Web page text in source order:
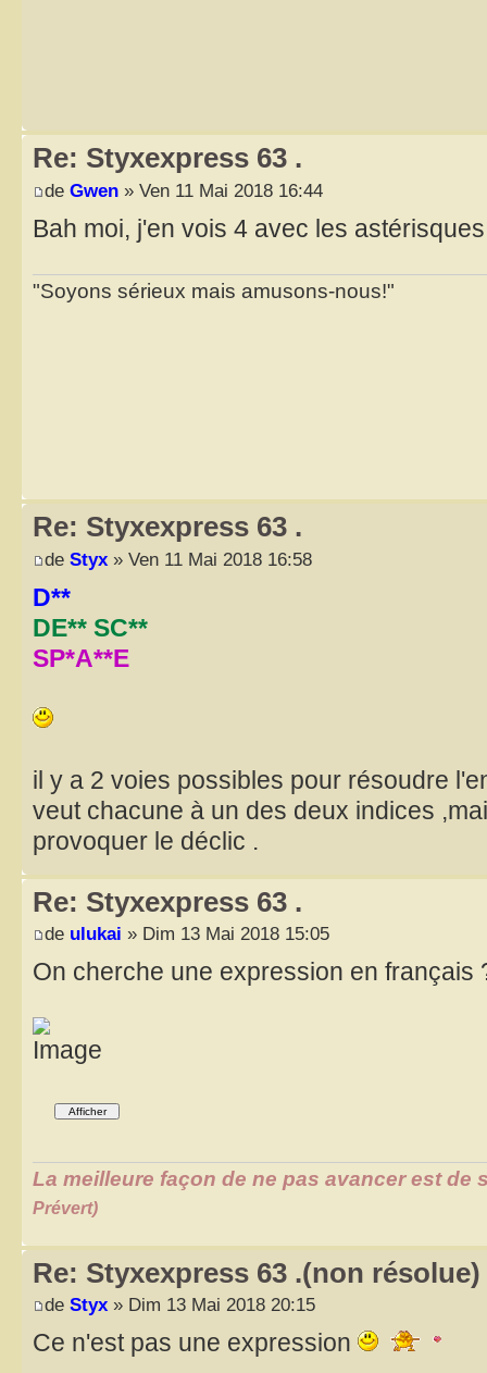
Re: Styxexpress 63 .
de Gwen » Ven 11 Mai 2018 16:44
Bah moi, j'en vois 4 avec les
"Soyons sérieux mais amusons-nous!"
Re: Styxexpress 63 .
de Styx » Ven 11 Mai 2018 16:58
D**
DE** SC**
SP*A**E
il y a 2 voies possibles pour résoudre
veut chacune à un des deux indices
provoquer le déclic .
Re: Styxexpress 63 .
de ulukai » Dim 13 Mai 2018 15:05
On cherche une expression en français
La meilleure façon de ne pas avancer est de
Prévert)
Re: Styxexpress 63 .(non résolue)
de Styx » Dim 13 Mai 2018 20:15
Ce n'est pas une expression